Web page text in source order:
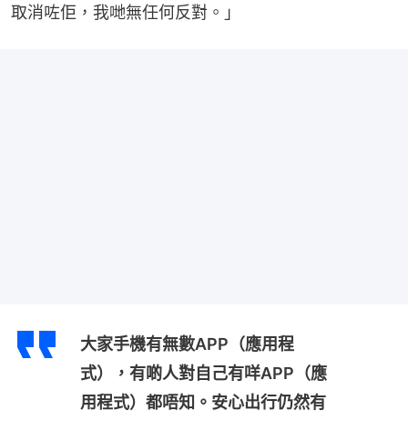
取消咗佢，我哋無任何反對。」
大家手機有無數APP（應用程
式），有啲人對自己有咩APP（應
用程式）都唔知。安心出行仍然有